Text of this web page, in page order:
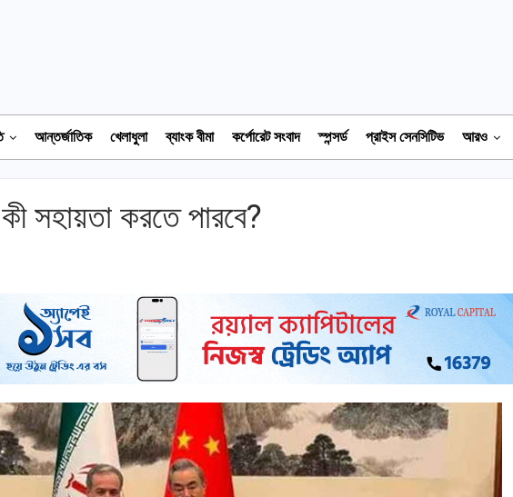
আন্তর্জাতিক খেলাধুলা ব্যাংক বীমা কর্পোরেট সংবাদ স্পন্সর্ড প্রাইস সেনসিটিভ আরও
সহায়তা করতে পারবে?